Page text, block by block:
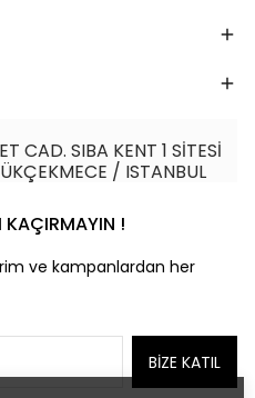
CAD. SIBA KENT 1 SİTESİ
/ ISTANBUL
KAÇIRMAYIN !
ve kampanlardan her
BİZE KATIL